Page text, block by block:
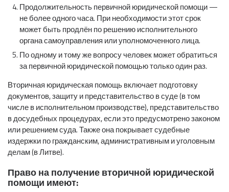
Продолжительность первичной юридической помощи —
не более одного часа. При необходимости этот срок
может быть продлён по решению исполнительного
органа самоуправления или уполномоченного лица.
По одному и тому же вопросу человек может обратиться
за первичной юридической помощью только один раз.
Вторичная юридическая помощь включает подготовку
документов, защиту и представительство в суде (в том
числе в исполнительном производстве), представительство
в досудебных процедурах, если это предусмотрено законом
или решением суда. Также она покрывает судебные
издержки по гражданским, административным и уголовным
делам (в Литве).
Право на получение вторичной юридической
помощи имеют: